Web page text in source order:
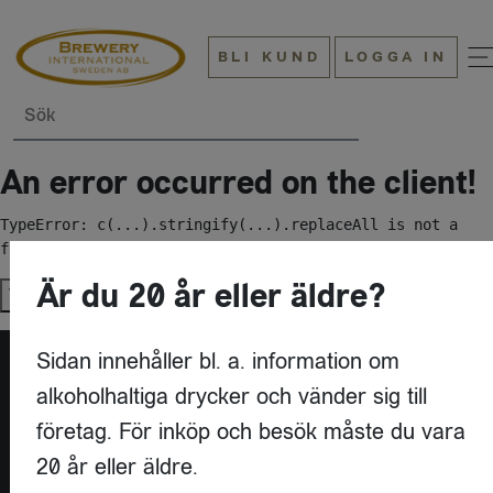
BLI KUND LOGGA IN
Sök
An error occurred on the client!
TypeError: c(...).stringify(...).replaceAll is not a
function
Try again
KONTAKT
Är du 20 år eller äldre?
Sidan innehåller bl. a. information om
alkoholhaltiga drycker och vänder sig till
företag. För inköp och besök måste du vara
20 år eller äldre.